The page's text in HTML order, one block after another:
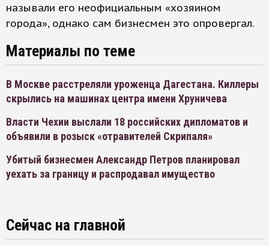
называли его неофициальным «хозяином
города», однако сам бизнесмен это опровергал.
Материалы по теме
В Москве расстреляли уроженца Дагестана. Киллеры
скрылись на машинах центра имени Хруничева
Власти Чехии выслали 18 российских дипломатов и
объявили в розыск «отравителей Скрипаля»
Убитый бизнесмен Александр Петров планировал
уехать за границу и распродавал имущество
Сейчас на главной